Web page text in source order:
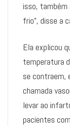
isso, também
frio”, disse a
Ela explicou
temperatura
se contraem,
chamada
levar ao
pacientes